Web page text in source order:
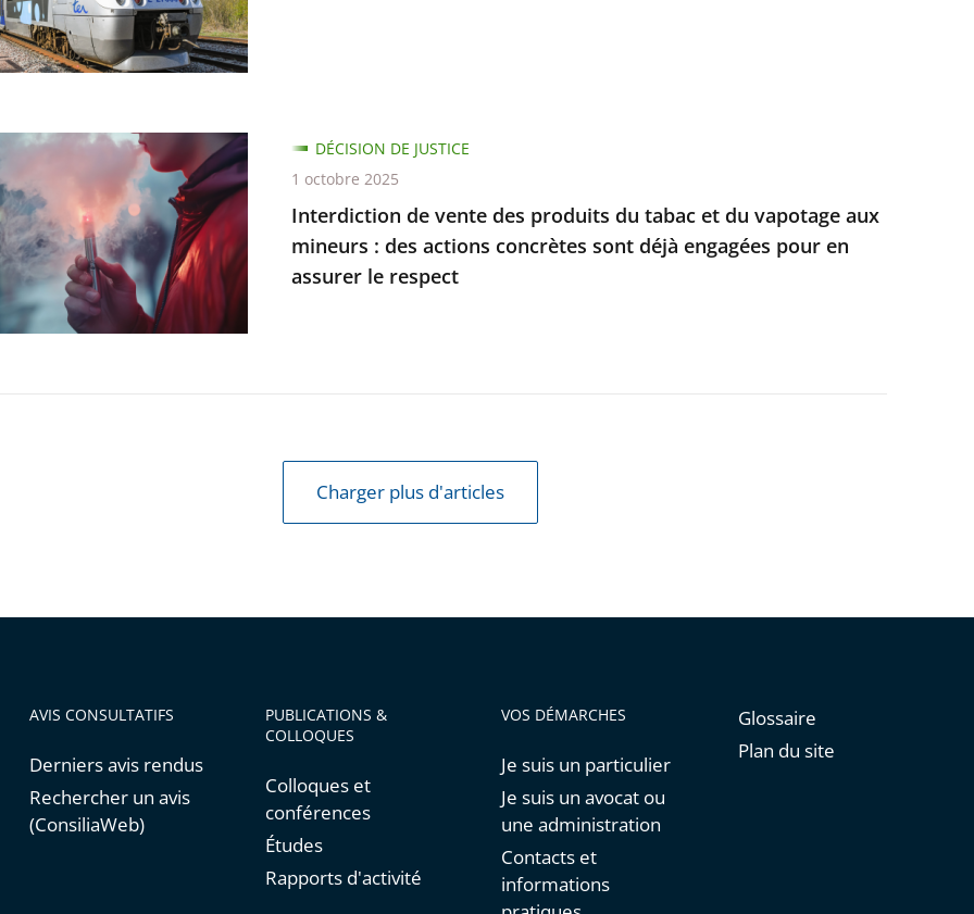
Interdiction de vente des produits du tabac et du vapotage aux
mineurs : des actions concrètes sont déjà engagées pour en
assurer le respect
DÉCISION DE JUSTICE
1 octobre 2025
Charger plus d'articles
AVIS CONSULTATIFS
Derniers avis rendus
Rechercher un avis
(ConsiliaWeb)
PUBLICATIONS &
COLLOQUES
Colloques et
conférences
Études
Rapports d'activité
VOS DÉMARCHES
Je suis un particulier
Je suis un avocat ou
une administration
Contacts et
informations
Glossaire
Plan du site